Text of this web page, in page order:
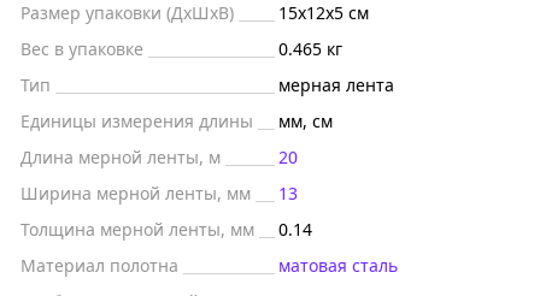
Размер упаковки (ДxШxВ)
15x12x5 см
Вес в упаковке
0.465 кг
Тип
мерная лента
Единицы измерения длины
мм, см
Длина мерной ленты, м
20
Ширина мерной ленты, мм
13
Толщина мерной ленты, мм
0.14
Материал полотна
матовая сталь